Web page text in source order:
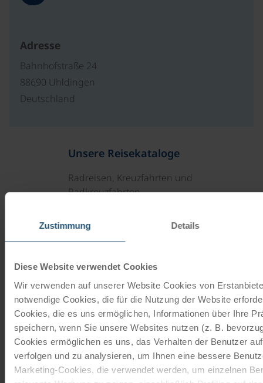
Zustimmung Details
Diese Website verwendet Cookies
Wir verwenden auf unserer Website Cookies von
notwendige Cookies, die für die Nutzung der Website
Cookies, die es uns ermöglichen, Informationen über Ihre
speichern, wenn Sie unsere Websites nutzen (z. B.
Cookies ermöglichen es uns, das Verhalten der Benutzer
verfolgen und zu analysieren, um Ihnen eine bessere
Marketing-Cookies, die verwendet werden, um einzelnen
Adresse
Bahnhofstraße 24
88690 Uhldingen
Deutschland
Unsere Reisekataloge
Radreisen, Kreuzfahrten und
Radkreuzfahrten
JETZT KOSTENFREI BESTELLEN
Schenken Sie unvergessliche
Momente!
Mit einem Reisegutschein haben Sie
immer das passende Geschenk.
JETZT BESTELLEN